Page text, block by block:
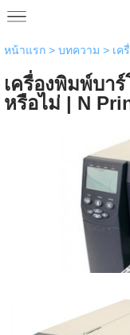
หน้าแรก> บทความ > เค
เครื่องพิมพ์บา
หรือไม่ | N